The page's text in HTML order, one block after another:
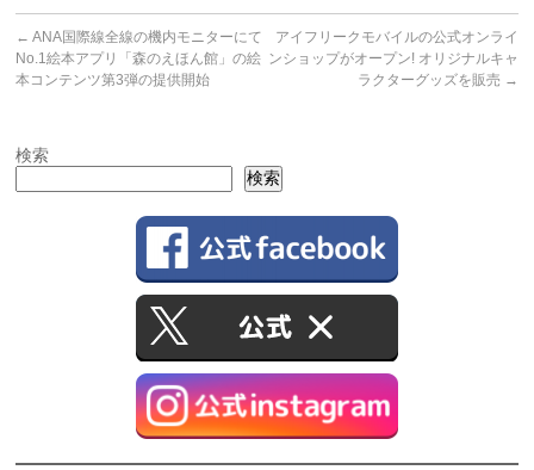
← ANA国際線全線の機内モニターにて
No.1絵本アプリ「森のえほん館」の絵
本コンテンツ第3弾の提供開始
アイフリークモバイルの公式オンライ
ンショップがオープン! オリジナルキャ
ラクターグッズを販売 →
検索
検索